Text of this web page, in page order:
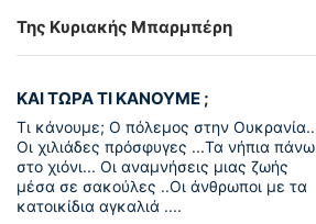
Της Κυριακής Μπαρμπέρη
ΚΑΙ ΤΩΡΑ ΤΙ ΚΑΝΟΥΜΕ ;
Τι κάνουμε; Ο πόλεμος στην Ουκρανία..
Οι χιλιάδες πρόσφυγες ...Τα νήπια πάνω
στο χιόνι... Οι αναμνήσεις μιας ζωής
μέσα σε σακούλες ..Οι άνθρωποι με τα
κατοικίδια αγκαλιά ....